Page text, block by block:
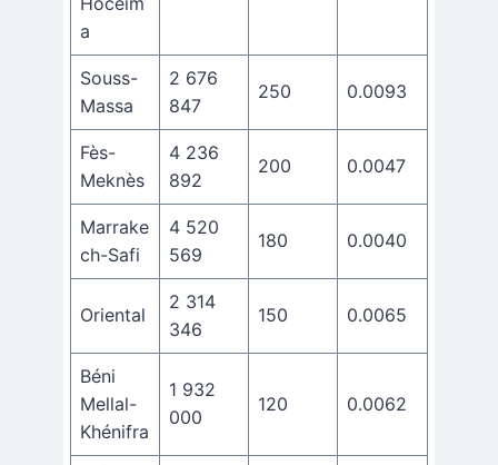
a
Souss-
Massa
2 676
847
250 0.0093
Fès-
Meknès
4 236
892
200 0.0047
Marrake
ch-Safi
4 520
569
180 0.0040
Oriental
2 314
346
150 0.0065
Béni
Mellal-
Khénifra
1 932
000
120 0.0062